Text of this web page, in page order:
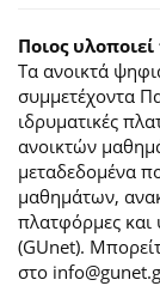
Ποιος
Τα ανοικτά
συμμετέχοντα
ιδρυματικές
ανοικτών
μεταδεδομένα
μαθημάτων,
πλατφόρμες και
(GUnet).
στο